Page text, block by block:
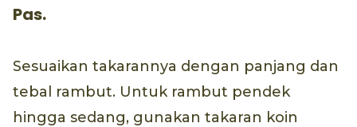
Pas.
Sesuaikan takarannya dengan panjang dan
tebal rambut. Untuk rambut pendek
hingga sedang, gunakan takaran koin